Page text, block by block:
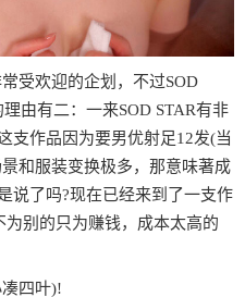
受欢迎的企划，不过SOD
由有二：一来SOD STAR有非
支作品因为要男优射足12发(当
和服装变换极多，那意味著成
说了吗?现在已经来到了一支作
别的只为赚钱，成本太高的
四叶)!